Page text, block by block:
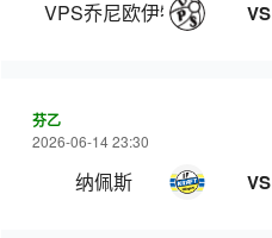
VPS乔尼欧伊特 VS
芬乙
2026-06-14 23:30
纳佩斯 VS